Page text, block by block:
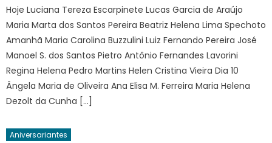
Hoje Luciana Tereza Escarpinete Lucas Garcia de Araújo
Maria Marta dos Santos Pereira Beatriz Helena Lima Spechoto
Amanhã Maria Carolina Buzzulini Luiz Fernando Pereira José
Manoel S. dos Santos Pietro Antônio Fernandes Lavorini
Regina Helena Pedro Martins Helen Cristina Vieira Dia 10
Ângela Maria de Oliveira Ana Elisa M. Ferreira Maria Helena
Dezolt da Cunha […]
Aniversariantes